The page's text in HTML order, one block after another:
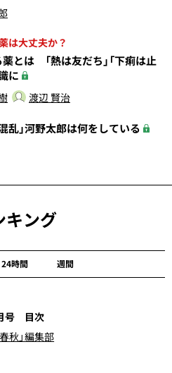
は大丈夫か？
とは 「熱は友だち」「下痢は止
に
渡辺 賢治
乱」河野太郎は何をしている
キング
24時間 週間
号 目次
秋」編集部